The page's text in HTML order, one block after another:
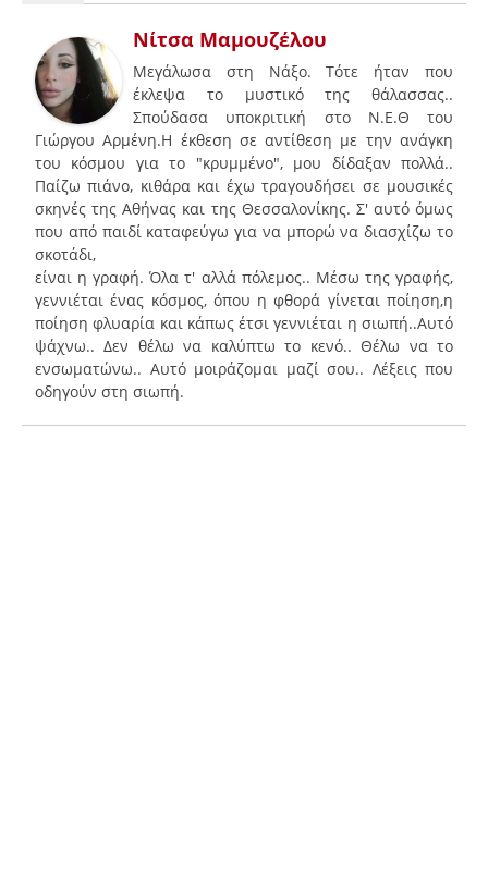
Νίτσα Μαμουζέλου
Μεγάλωσα στη Νάξο. Τότε ήταν που
έκλεψα το μυστικό της θάλασσας..
Σπούδασα υποκριτική στο Ν.Ε.Θ του
Γιώργου Αρμένη.Η έκθεση σε αντίθεση με την ανάγκη
του κόσμου για το "κρυμμένο", μου δίδαξαν πολλά..
Παίζω πιάνο, κιθάρα και έχω τραγουδήσει σε μουσικές
σκηνές της Αθήνας και της Θεσσαλονίκης. Σ' αυτό όμως
που από παιδί καταφεύγω για να μπορώ να διασχίζω το
σκοτάδι,
είναι η γραφή. Όλα τ' αλλά πόλεμος.. Μέσω της γραφής,
γεννιέται ένας κόσμος, όπου η φθορά γίνεται ποίηση,η
ποίηση φλυαρία και κάπως έτσι γεννιέται η σιωπή..Αυτό
ψάχνω.. Δεν θέλω να καλύπτω το κενό.. Θέλω να το
ενσωματώνω.. Αυτό μοιράζομαι μαζί σου.. Λέξεις που
οδηγούν στη σιωπή.